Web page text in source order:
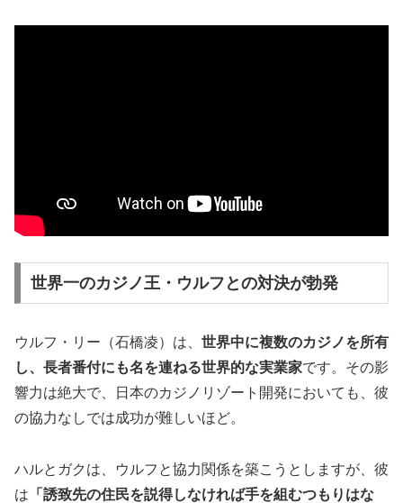
世界一のカジノ王・ウルフとの対決が勃発
ウルフ・リー（石橋凌）は、 世界中に複数のカジノを所有
し、長者番付にも名を連ねる世界的な実業家です。その影
響力は絶大で、日本のカジノリゾート開発においても、彼
の協力なしでは成功が難しいほど。
ハルとガクは、ウルフと協力関係を築こうとしますが、彼
は 「誘致先の住民を説得しなければ手を組むつもりはな